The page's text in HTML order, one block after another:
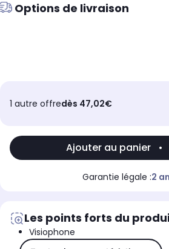
Options de livraison
1 autre offredès 47,02€
Ajouter au panier •
Garantie légale :2
Les points forts du
Visiophone